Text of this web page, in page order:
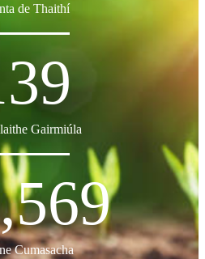
de Thaithí
Gairmiúla
Cumasacha